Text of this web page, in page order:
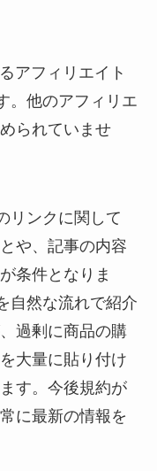
アフィリエイト
。他のアフィリエ
られていませ
リンクに関して
や、記事の内容
条件となりま
自然な流れで紹介
過剰に商品の購
大量に貼り付け
す。今後規約が
に最新の情報を